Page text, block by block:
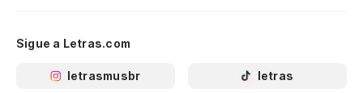
Sigue a Letras.com
letrasmusbr letras